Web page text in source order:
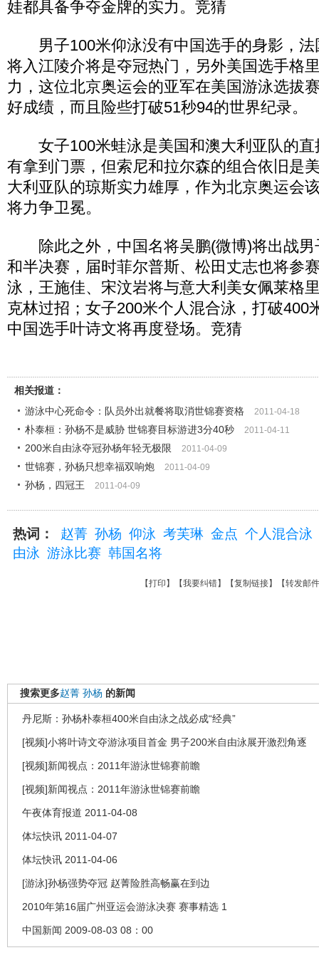
娃都具备争夺金牌的实力。竞猜
男子100米仰泳没有中国选手的身影，法
将入江陵介将是夺冠热门，另外美国选手格
力，这位北京奥运会的亚军在美国游泳选拔
好成绩，而且险些打破51秒94的世界纪录。
女子100米蛙泳是美国和澳大利亚队的直
有拿到门票，但索尼和拉尔森的组合依旧是
大利亚队的琼斯实力雄厚，作为北京奥运会
将力争卫冕。
除此之外，中国名将吴鹏(微博)将出战男
和半决赛，届时菲尔普斯、松田丈志也将参
泳，王施佳、宋汶岩将与意大利美女佩莱格
克林过招；女子200米个人混合泳，打破400
中国选手叶诗文将再度登场。竞猜
相关报道：
游泳中心死命令：队员外出就餐将取消世锦赛资格
2011-04-18
朴泰桓：孙杨不是威胁 世锦赛目标游进3分40秒 2011-04-11
200米自由泳夺冠孙杨年轻无极限 2011-04-09
世锦赛，孙杨只想幸福双响炮 2011-04-09
孙杨，四冠王 2011-04-09
热词： 赵菁 孙杨 仰泳 考芙琳 金点 个人混合泳
由泳 游泳比赛 韩国名将
【打印 】【我要纠错】【复制链接】【转发邮件
搜索更多赵菁 孙杨 的新闻
丹尼斯：孙杨朴泰桓400米自由泳之战必成“经典”
[视频]小将叶诗文夺游泳项目首金 男子200米自由泳展开激烈角逐
[视频]新闻视点：2011年游泳世锦赛前瞻
[视频]新闻视点：2011年游泳世锦赛前瞻
午夜体育报道 2011-04-08
体坛快讯 2011-04-07
体坛快讯 2011-04-06
[游泳]孙杨强势夺冠 赵菁险胜高畅赢在到边
2010年第16届广州亚运会游泳决赛 赛事精选 1
中国新闻 2009-08-03 08：00